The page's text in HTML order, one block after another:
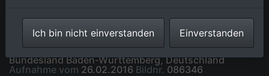
Hauptstr im Ortsteil Blankenloch in Stutensee im
Bundesland Baden-Württemberg, Deutschland
Aufnahme vom 26.02.2016 Bildnr. 086346
Ich bin nicht einverstanden Einverstanden